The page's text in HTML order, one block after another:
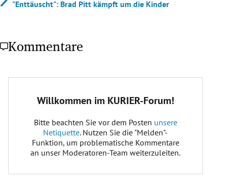
"Enttäuscht": Brad Pitt kämpft um die Kinder
Kommentare